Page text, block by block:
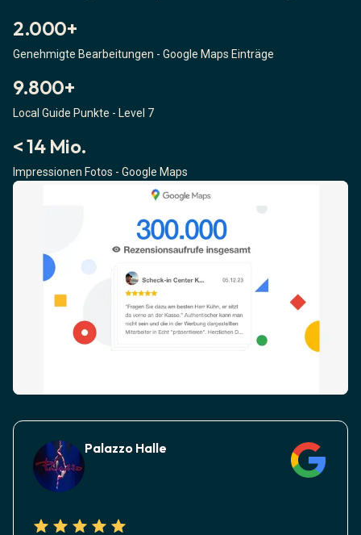
2.000+
Genehmigte Bearbeitungen - Google Maps Einträge
9.800+
Local Guide Punkte - Level 7
< 14 Mio.
Impressionen Fotos - Google Maps
Palazzo Halle